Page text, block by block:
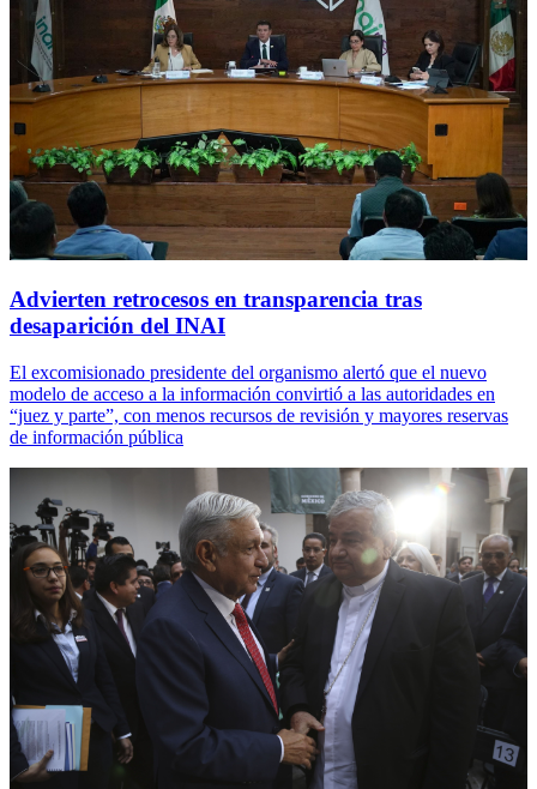
Advierten retrocesos en transparencia tras
desaparición del INAI
El excomisionado presidente del organismo alertó que el nuevo
modelo de acceso a la información convirtió a las autoridades en
“juez y parte”, con menos recursos de revisión y mayores reservas
de información pública